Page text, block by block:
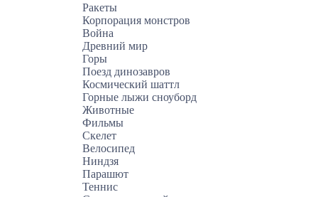
Ракеты
Корпорация монстров
Война
Древний мир
Горы
Поезд динозавров
Космический шаттл
Горные лыжи сноуборд
Животные
Фильмы
Скелет
Велосипед
Ниндзя
Парашют
Теннис